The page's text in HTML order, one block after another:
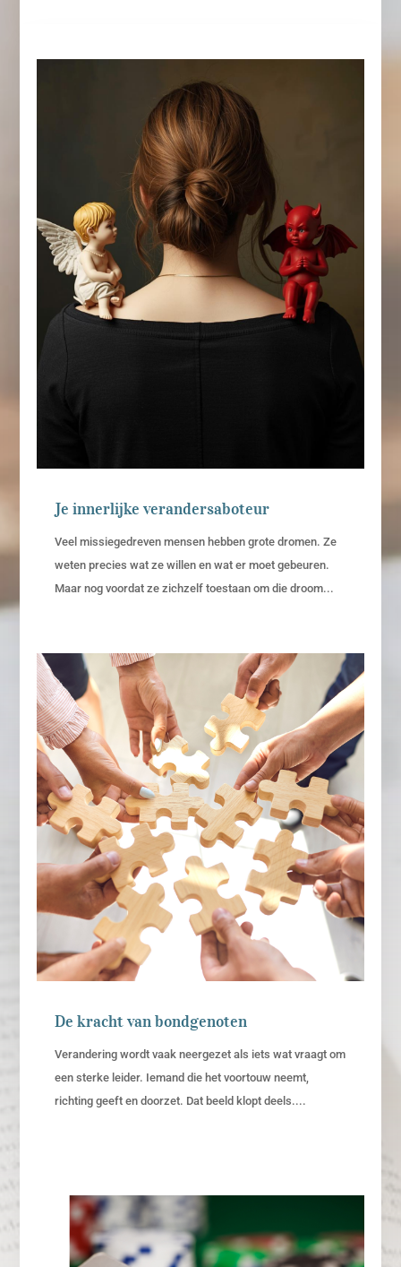
Je innerlijke verandersaboteur
Veel missiegedreven mensen hebben grote dromen. Ze
weten precies wat ze willen en wat er moet gebeuren.
Maar nog voordat ze zichzelf toestaan om die droom...
De kracht van bondgenoten
Verandering wordt vaak neergezet als iets wat vraagt om
een sterke leider. Iemand die het voortouw neemt,
richting geeft en doorzet. Dat beeld klopt deels....